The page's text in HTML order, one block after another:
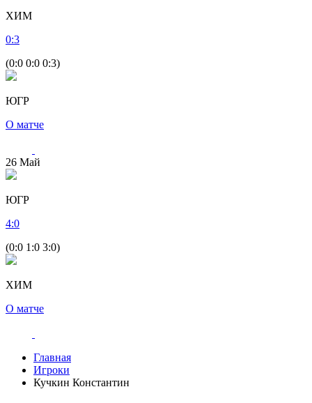
ХИМ
0:3
(0:0 0:0 0:3)
ЮГР
О матче
26 Май
ЮГР
4:0
(0:0 1:0 3:0)
ХИМ
О матче
Главная
Игроки
Кучкин Константин